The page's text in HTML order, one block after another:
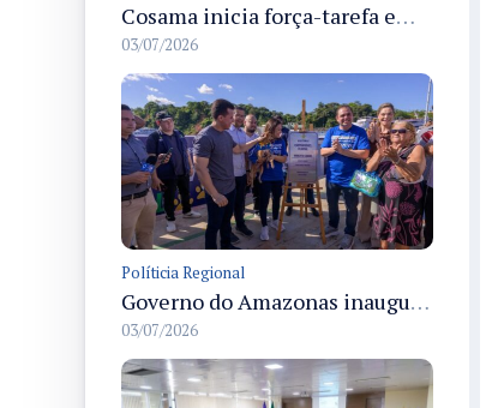
Cosama inicia força-tarefa em Anamã para fortalecer abastecimento de água e segurança hídrica da população
03/07/2026
Políticia Regional
Governo do Amazonas inaugura primeiro Castramóvel Fluvial para atendimento veterinário às comunidades ribeirinhas e castração gratuita
03/07/2026